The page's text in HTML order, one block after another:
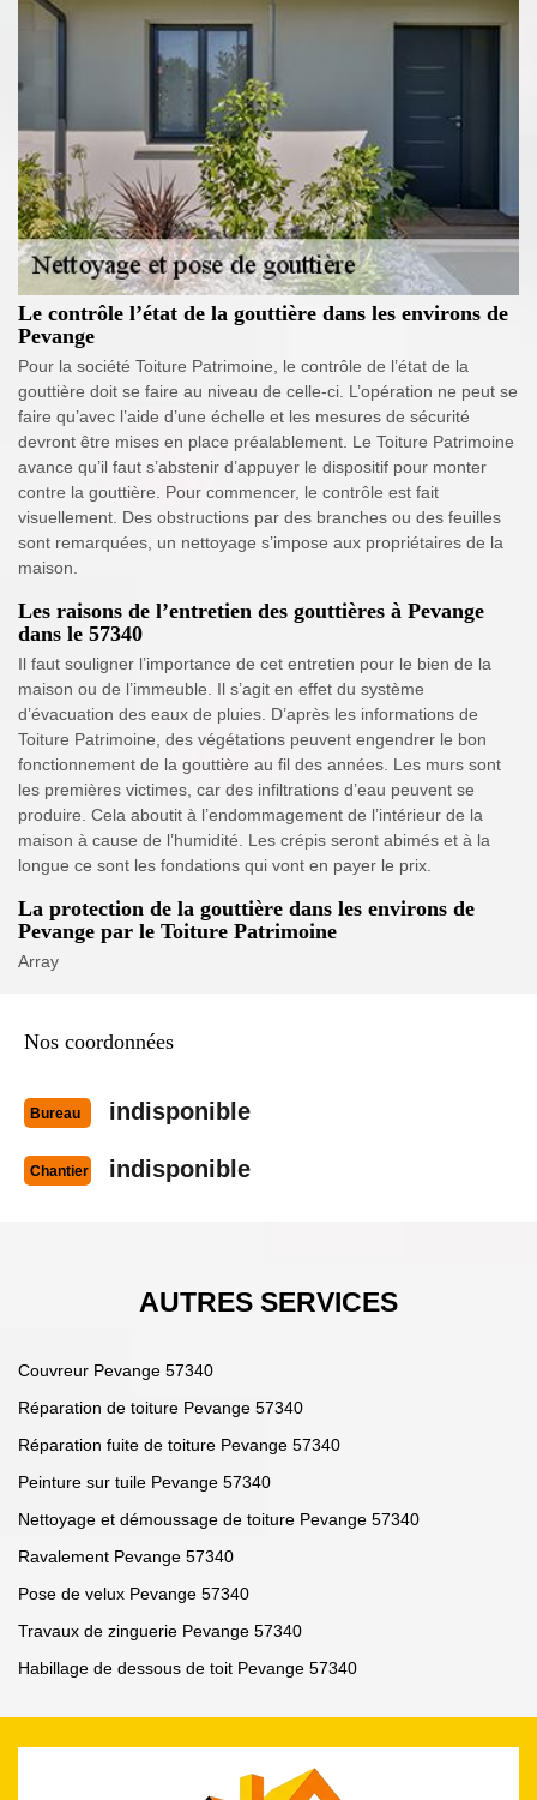
Le contrôle l’état de la gouttière dans les environs de
Pevange
Pour la société Toiture Patrimoine, le contrôle de l’état de la
gouttière doit se faire au niveau de celle-ci. L’opération ne peut se
faire qu’avec l’aide d’une échelle et les mesures de sécurité
devront être mises en place préalablement. Le Toiture Patrimoine
avance qu’il faut s’abstenir d’appuyer le dispositif pour monter
contre la gouttière. Pour commencer, le contrôle est fait
visuellement. Des obstructions par des branches ou des feuilles
sont remarquées, un nettoyage s’impose aux propriétaires de la
maison.
Les raisons de l’entretien des gouttières à Pevange
dans le 57340
Il faut souligner l’importance de cet entretien pour le bien de la
maison ou de l’immeuble. Il s’agit en effet du système
d’évacuation des eaux de pluies. D’après les informations de
Toiture Patrimoine, des végétations peuvent engendrer le bon
fonctionnement de la gouttière au fil des années. Les murs sont
les premières victimes, car des infiltrations d’eau peuvent se
produire. Cela aboutit à l’endommagement de l’intérieur de la
maison à cause de l’humidité. Les crépis seront abimés et à la
longue ce sont les fondations qui vont en payer le prix.
La protection de la gouttière dans les environs de
Pevange par le Toiture Patrimoine
Array
Nos coordonnées
Bureau indisponible
Chantier indisponible
AUTRES SERVICES
Couvreur Pevange 57340
Réparation de toiture Pevange 57340
Réparation fuite de toiture Pevange 57340
Peinture sur tuile Pevange 57340
Nettoyage et démoussage de toiture Pevange 57340
Ravalement Pevange 57340
Pose de velux Pevange 57340
Travaux de zinguerie Pevange 57340
Habillage de dessous de toit Pevange 57340